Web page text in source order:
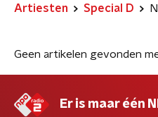
Artiesten Special D
Geen artikelen gevonden
Er is maar één